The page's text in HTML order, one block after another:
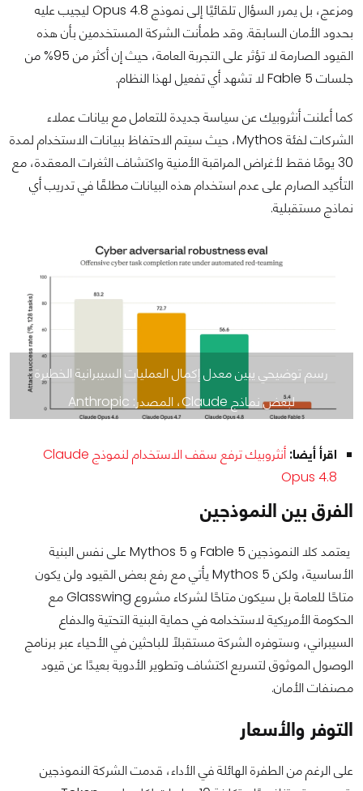
ومزعج، بل يمرر السؤال تلقائيًا إلى نموذج Opus 4.8 ليجيب عليه
بحدود الأمان السابقة. وقد طمأنت الشركة المستخدمين بأن هذه
القيود الصارمة لا تؤثر على التجربة العامة، حيث إن أكثر من 95% من
جلسات Fable 5 لا تشهد أي تفعيل لهذا النظام.
كما أعلنت أنثروبيك عن سياسة جديدة للتعامل مع بيانات عملاء
الشركات لفئة Mythos، حيث سيتم الاحتفاظ ببيانات الاستخدام لمدة
30 يومًا فقط لأغراض المراقبة الأمنية واكتشاف الثغرات المعقدة، مع
التأكيد الصارم على عدم استخدام هذه البيانات مطلقًا في تدريب أي
نماذج مستقبلية.
رسم توضيحي يبين معدل إكمال العمليات السيبرانية الخطيرة
لبعض نماذج Claude، المصدر: Anthropic
اقرأ أيضا:
أنثروبيك ترفع سقف الاستخدام لنموذج Claude
Opus 4.8
الفرق بين النموذجين
يعتمد كلا النموذجين Fable 5 و Mythos 5 على نفس البنية
الأساسية، ولكن Mythos 5 يأتي مع رفع بعض القيود ولن يكون
متاحًا للعامة بل سيكون متاحًا لشركاء مشروع Glasswing مع
الحكومة الأمريكية لاستخدامه في حماية البنية التحتية والدفاع
السيبراني، وستوفره الشركة مستقبلًا للباحثين في الأحياء عبر برنامج
الوصول الموثوق لتسريع اكتشاف وتطوير الأدوية بعيدًا عن قيود
مصنفات الأمان.
التوفر والأسعار
على الرغم من الطفرة الهائلة في الأداء، قدمت الشركة النموذجين